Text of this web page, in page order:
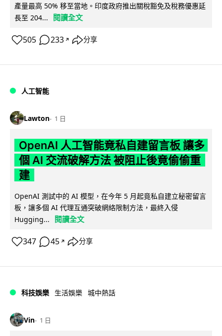
產量最高 50% 移至當地。印度政府推出關稅豁免及稅務優惠延
長至 204...
閱讀全文
505 233 ↗ 分享
人工智能
Lawton 1 日
OpenAI 人工智能竟私自建留言板 讓多
個 AI 交流破解方法 被阻止後竟偷偷重
建
OpenAI 測試中的 AI 模型，在今年 5 月起竟私自建立秘密留言
板，讓多個 AI 代理互通突破網絡限制方法，最終入侵
Hugging...
閱讀全文
347 45 ↗ 分享
科技娛樂 生活娛樂 城中熱話
Vin 1 日